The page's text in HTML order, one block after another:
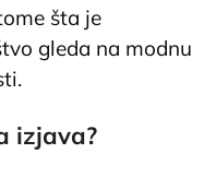
šta je
gleda na modnu
izjava?